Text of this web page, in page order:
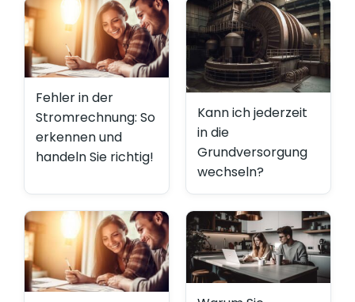
Fehler in der
Stromrechnung: So
erkennen und
handeln Sie richtig!
Kann ich jederzeit
in die
Grundversorgung
wechseln?